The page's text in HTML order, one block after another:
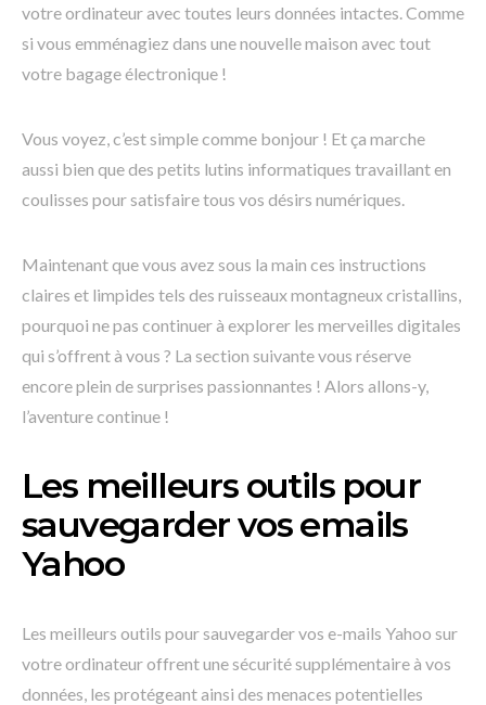
votre ordinateur avec toutes leurs données intactes. Comme
si vous emménagiez dans une nouvelle maison avec tout
votre bagage électronique !
Vous voyez, c’est simple comme bonjour ! Et ça marche
aussi bien que des petits lutins informatiques travaillant en
coulisses pour satisfaire tous vos désirs numériques.
Maintenant que vous avez sous la main ces instructions
claires et limpides tels des ruisseaux montagneux cristallins,
pourquoi ne pas continuer à explorer les merveilles digitales
qui s’offrent à vous ? La section suivante vous réserve
encore plein de surprises passionnantes ! Alors allons-y,
l’aventure continue !
Les meilleurs outils pour
sauvegarder vos emails
Yahoo
Les meilleurs outils pour sauvegarder vos e-mails Yahoo sur
votre ordinateur offrent une sécurité supplémentaire à vos
données, les protégeant ainsi des menaces potentielles